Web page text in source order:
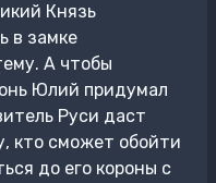
Князь
в замке
А чтобы
Юлий придумал
Руси даст
кто сможет обойти
до его короны с